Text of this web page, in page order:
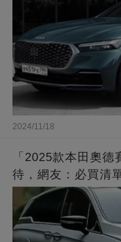
2024/11/18
「2025款本田奧
待，網友：必買清